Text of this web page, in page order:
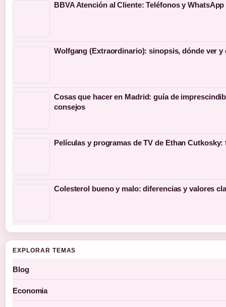
BBVA Atención al Cliente: Teléfonos y
Wolfgang (Extraordinario): sinopsis, dónde ver y
Cosas que hacer en Madrid: guía de
consejos
Películas y programas de TV de Ethan
Colesterol bueno y malo: diferencias y valores
EXPLORAR TEMAS
Blog
Economia